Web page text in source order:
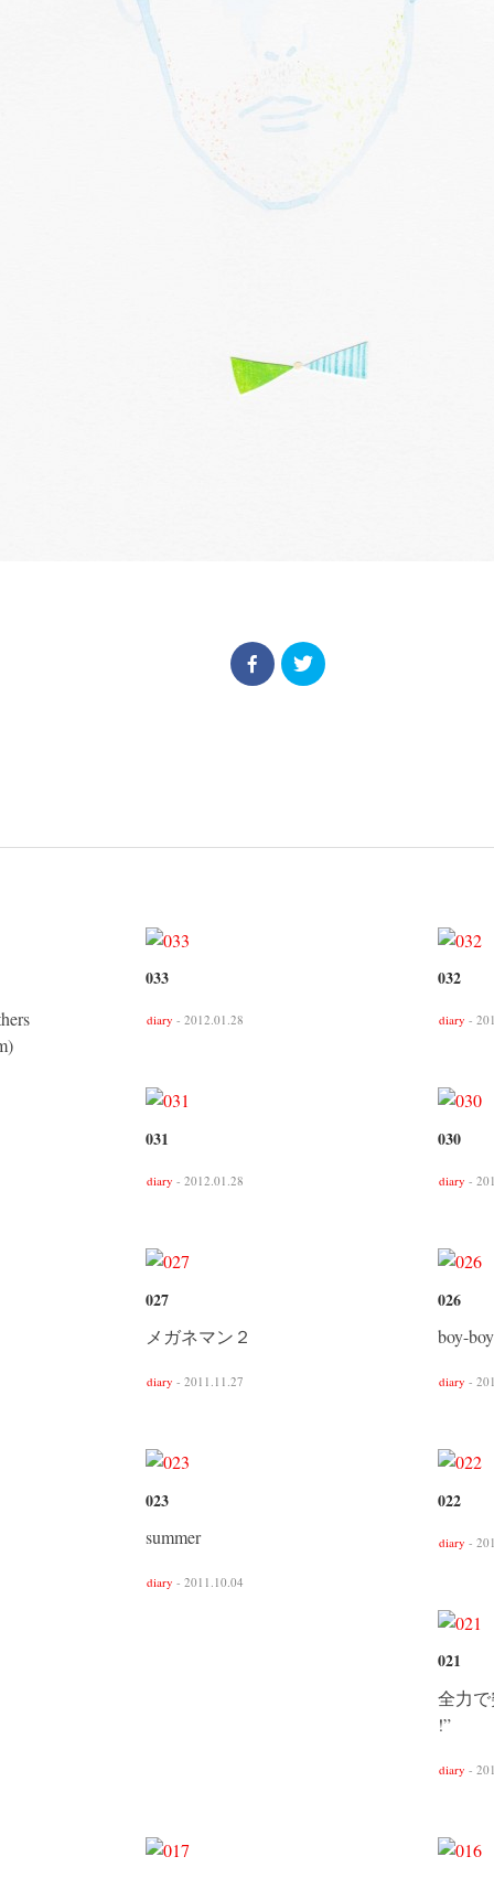
033
diary - 2012.01.28
032
diary -
031
diary - 2012.01.28
030
diary -
027
メガネマン２
diary - 2011.11.27
026
boy-boy
diary -
023
summer
diary - 2011.10.04
022
diary -
021
全力で
!”
diary -